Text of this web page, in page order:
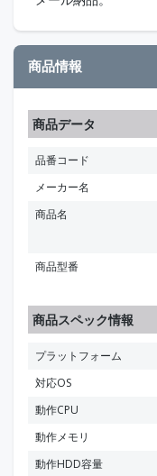
商品情報
商品データ
品番コード
メーカー名
商品名
商品型番
商品スペック情報
プラットフォーム
対応OS
動作CPU
動作メモリ
動作HDD容量